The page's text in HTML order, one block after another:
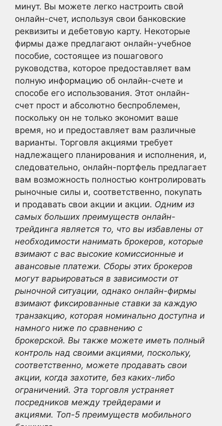
минут. Вы можете легко настроить свой
онлайн-счет, используя свои банковские
реквизиты и дебетовую карту. Некоторые
фирмы даже предлагают онлайн-учебное
пособие, состоящее из пошагового
руководства, которое предоставляет вам
полную информацию об онлайн-счете и
способе его использования. Этот онлайн-
счет прост и абсолютно беспроблемен,
поскольку он не только экономит ваше
время, но и предоставляет вам различные
варианты. Торговля акциями требует
надлежащего планирования и исполнения, и,
следовательно, онлайн-портфель предлагает
вам возможность полностью контролировать
рыночные силы и, соответственно, покупать
и продавать свои акции и акции. Одним из
самых больших преимуществ онлайн-
трейдинга является то, что вы избавлены от
необходимости нанимать брокеров, которые
взимают с вас высокие комиссионные и
авансовые платежи. Сборы этих брокеров
могут варьироваться в зависимости от
рыночной ситуации, однако онлайн-фирмы
взимают фиксированные ставки за каждую
транзакцию, которая номинально доступна и
намного ниже по сравнению с
брокерской. Вы также можете иметь полный
контроль над своими акциями, поскольку,
соответственно, можете продавать свои
акции, когда захотите, без каких-либо
ограничений. Эта торговля устраняет
посредников между трейдерами и
акциями. Топ-5 преимуществ мобильного